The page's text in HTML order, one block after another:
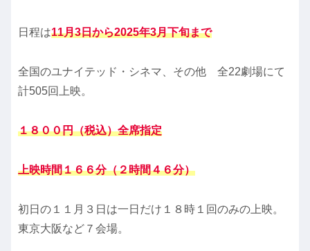
日程は11月3日から2025年3月下旬まで
全国のユナイテッド・シネマ、その他 全22劇場にて
計505回上映。
１８００円（税込）全席指定
上映時間１６６分（２時間４６分）
初日の１１月３日は一日だけ１８時１回のみの上映。
東京大阪など７会場。